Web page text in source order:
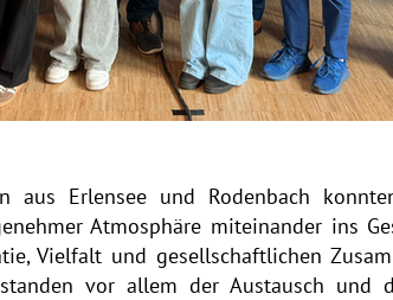
aus Erlensee und Rodenbach
Atmosphäre miteinander ins
Vielfalt und gesellschaftlichen
vor allem der Austausch und